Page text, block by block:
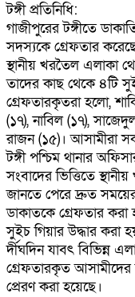
টঙ্গী প্রতিনিধি:
গাজীপুরের টঙ্গীতে
সদস্যকে গ্রেফতার
স্থানীয় খরতৈল এলাকা
তাদের কাছ থেকে ৪টি
গ্রেফতারকৃতরা হলো,
(১৭), নাবিল (১৭),
রাজন (১৫)। আসামীরা
টঙ্গী পশ্চিম থানার
সংবাদের ভিত্তিতে
জানতে পেরে দ্রুত
ডাকাতকে গ্রেফতার করা
সুইচ গিয়ার উদ্ধার করা
র্দীঘদিন যাবৎ বিভিন্ন
গ্রেফতারকৃত
প্রেরণ করা হয়েছে।